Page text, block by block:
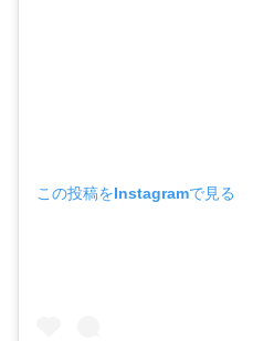
この投稿をInstagramで見る